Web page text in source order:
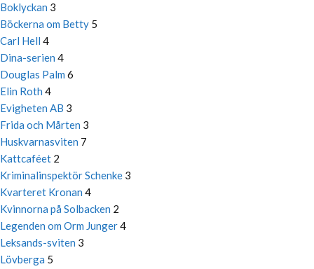
Boklyckan 3
Böckerna om Betty 5
Carl Hell 4
Dina-serien 4
Douglas Palm 6
Elin Roth 4
Evigheten AB 3
Frida och Mårten 3
Huskvarnasviten 7
Kattcaféet 2
Kriminalinspektör Schenke 3
Kvarteret Kronan 4
Kvinnorna på Solbacken 2
Legenden om Orm Junger4
Leksands-sviten 3
Lövberga 5